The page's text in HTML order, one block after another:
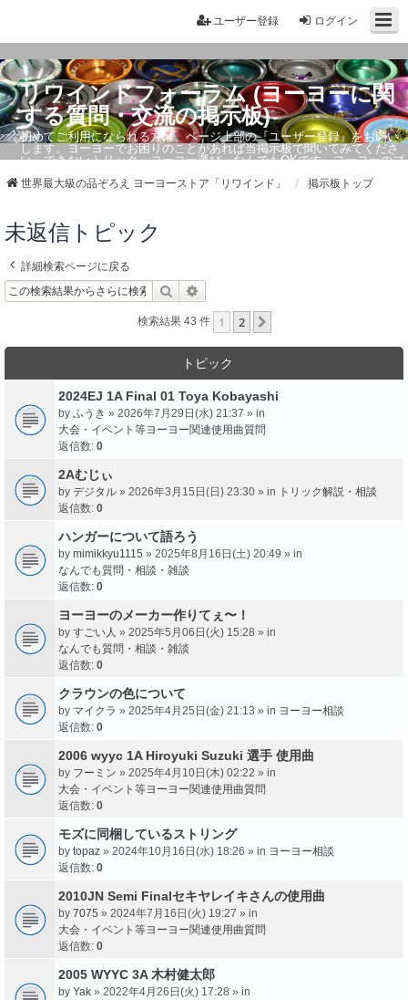
ログイン
ユーザー登録
リワインドフォーラム (ヨーヨーに関
する質問・交流の掲示板)
初めてご利用になられる方は、ページ上部の『ユーザー登録』をお願い
します。ヨーヨーでお困りのことがあれば当掲示板で聞いてみてくださ
い。できないトリック・ヨーヨー選び、なんでもOKです。ヨーヨーのプ
世界最大級の品ぞろえ ヨーヨーストア「リワインド」 掲示板トップ
未返信トピック
詳細検索ページに戻る
検索
検索結果 43 件 1 2
トピック
2024EJ 1A Final 01 Toya Kobayashi
by ふうき » 2026年7月29日(水) 21:37 » in
大会・イベント等ヨーヨー関連使用曲質問
返信数: 0
2Aむじぃ
by デジタル » 2026年3月15日(日) 23:30 » in トリック解説・相談
返信数: 0
ハンガーについて語ろう
by mimikkyu1115 » 2025年8月16日(土) 20:49 » in
なんでも質問・相談・雑談
返信数: 0
ヨーヨーのメーカー作りてぇ〜！
by すごい人 » 2025年5月06日(火) 15:28 » in
なんでも質問・相談・雑談
返信数: 0
クラウンの色について
by マイクラ » 2025年4月25日(金) 21:13 » in ヨーヨー相談
返信数: 0
2006 wyyc 1A Hiroyuki Suzuki 選手 使用曲
by フーミン » 2025年4月10日(木) 02:22 » in
大会・イベント等ヨーヨー関連使用曲質問
返信数: 0
モズに同梱しているストリング
by topaz » 2024年10月16日(水) 18:26 » in ヨーヨー相談
返信数: 0
2010JN Semi Finalセキヤレイキさんの使用曲
by 7075 » 2024年7月16日(火) 19:27 » in
大会・イベント等ヨーヨー関連使用曲質問
返信数: 0
2005 WYYC 3A 木村健太郎
by Yak » 2022年4月26日(火) 17:28 » in